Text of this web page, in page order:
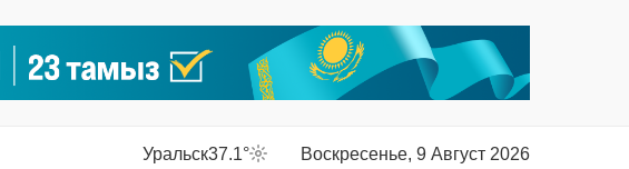
Уральск37.1° Воскресенье, 9 Август 2026